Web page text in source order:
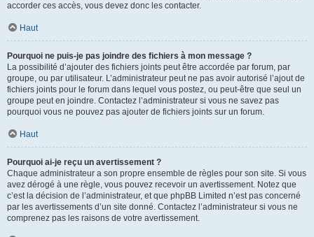
accorder ces accès, vous devez donc les contacter.
Haut
Pourquoi ne puis-je pas joindre des fichiers à mon message ?
La possibilité d’ajouter des fichiers joints peut être accordée par forum, par
groupe, ou par utilisateur. L’administrateur peut ne pas avoir autorisé l’ajout de
fichiers joints pour le forum dans lequel vous postez, ou peut-être que seul un
groupe peut en joindre. Contactez l’administrateur si vous ne savez pas
pourquoi vous ne pouvez pas ajouter de fichiers joints sur un forum.
Haut
Pourquoi ai-je reçu un avertissement ?
Chaque administrateur a son propre ensemble de règles pour son site. Si vous
avez dérogé à une règle, vous pouvez recevoir un avertissement. Notez que
c’est la décision de l’administrateur, et que phpBB Limited n’est pas concerné
par les avertissements d’un site donné. Contactez l’administrateur si vous ne
comprenez pas les raisons de votre avertissement.